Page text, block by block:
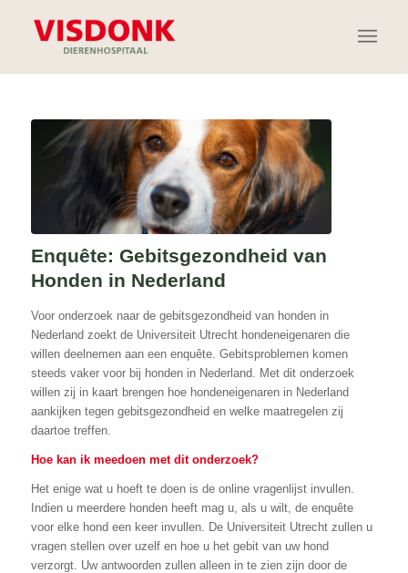
Enquête: Gebitsgezondheid van
Honden in Nederland
Voor onderzoek naar de gebitsgezondheid van honden in
Nederland zoekt de Universiteit Utrecht hondeneigenaren die
willen deelnemen aan een enquête. Gebitsproblemen komen
steeds vaker voor bij honden in Nederland. Met dit onderzoek
willen zij in kaart brengen hoe hondeneigenaren in Nederland
aankijken tegen gebitsgezondheid en welke maatregelen zij
daartoe treffen.
Hoe kan ik meedoen met dit onderzoek?
Het enige wat u hoeft te doen is de online vragenlijst invullen.
Indien u meerdere honden heeft mag u, als u wilt, de enquête
voor elke hond een keer invullen. De Universiteit Utrecht zullen u
vragen stellen over uzelf en hoe u het gebit van uw hond
verzorgt. Uw antwoorden zullen alleen in te zien zijn door de